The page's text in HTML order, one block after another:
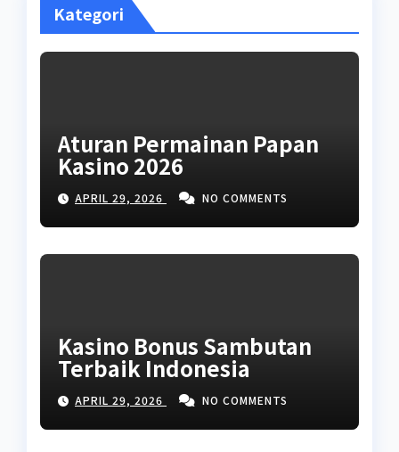
Kategori
Aturan Permainan Papan
Kasino 2026
APRIL 29, 2026 NO COMMENTS
Kasino Bonus Sambutan
Terbaik Indonesia
APRIL 29, 2026 NO COMMENTS